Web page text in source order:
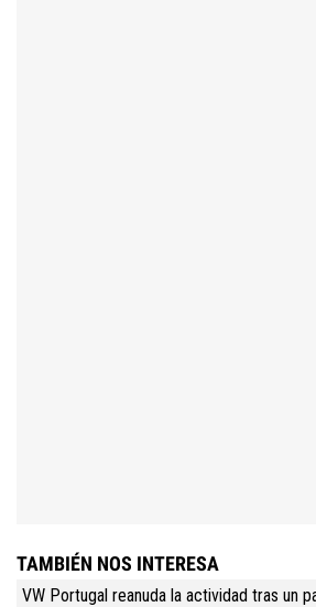
TAMBIÉN NOS INTERESA
VW Portugal reanuda la actividad tras un